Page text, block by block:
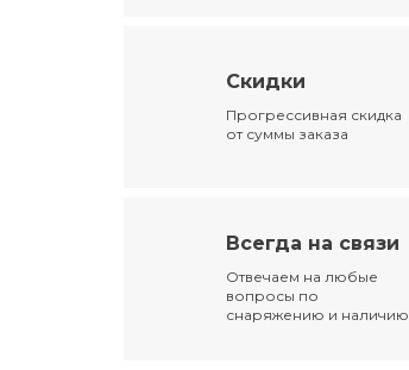
Скидки
Прогрессивная скидка
от суммы заказа
Всегда на связи
Отвечаем на любые
вопросы по
снаряжению и наличию